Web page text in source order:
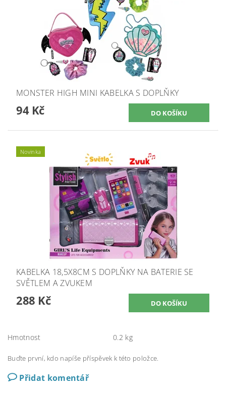
MONSTER HIGH MINI KABELKA S DOPLŇKY
94 Kč
Novinka
KABELKA 18,5X8CM S DOPLŇKY NA BATERIE SE
SVĚTLEM A ZVUKEM
288 Kč
Hmotnost 0.2 kg
Buďte první, kdo napíše příspěvek k této položce.
Přidat komentář